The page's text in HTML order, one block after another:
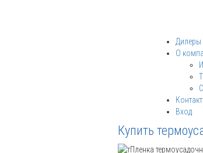
Дилеры
О
Вход
Купить